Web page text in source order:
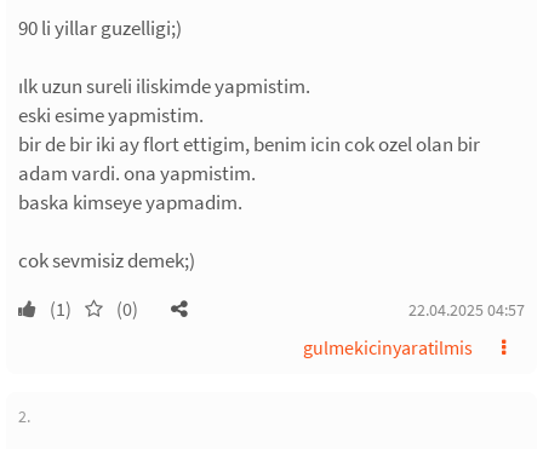
90 li yillar guzelligi;)
ılk uzun sureli iliskimde yapmistim.
eski esime yapmistim.
bir de bir iki ay flort ettigim, benim icin cok ozel olan bir
adam vardi. ona yapmistim.
baska kimseye yapmadim.
cok sevmisiz demek;)
(1) (0) 22.04.2025 04:57
gulmekicinyaratilmis
2.